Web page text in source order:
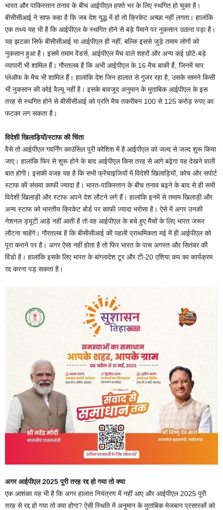
भारत और पाकिस्तान तनाव के बीच आईपीएल हफ्ते भर के लिए स्थगित हो चुका है।
बीसीसीआई ने साफ कहा है कि जब देश युद्ध में हो तो क्रिकेट अच्छा नहीं लगता। हालांकि
एक तथ्य यह भी है कि आईपीएल के स्थगित होने से बड़े पैमाने पर नुकसान उठाना पड़ा है।
यह झटका सिर्फ बीसीसीआई या आईपीएल ही नहीं, बल्कि इससे जुड़े तमाम लोगों को
नुकसान हुआ है। इसमें तमाम वेंडर्स, आईपीएल मैच वाले शहरों और अन्य कई छोटे-बड़े
व्यापारी भी शामिल हैं। गौरतलब है कि अभी आईपीएल के 16 मैच बाकी हैं, जिनमें चार
प्लेऑफ के मैच भी शामिल हैं। हालांकि देश जिन हालात से गुजर रहा है, उसके सामने किसी
भी नुकसान की कोई वैल्यू नहीं है। इसके बावजूद अनुमान के मुताबिक आईपीएल के इस
तरह से स्थगित होने से बीसीसीआई को प्रति मैच तकरीबन 100 से 125 करोड़ रुपए का
फटका लग सकता है।
विदेशी खिलाड़ियों/स्टाफ की चिंता
वैसे तो आईपीएल गवर्निंग काउंसिल पूरी कोशिश में है आईपीएल को जल्द से जल्द शुरू किया
जाए। हालांकि फिर से शुरू होने के बाद आईपीएल किस तरह से आगे बढ़ेगा यह देखने वाली
बात होगी। इसकी वजह यह है कि सभी फ्रेंचाइजियों में विदेशी खिलाड़ियों, कोच और सपोर्ट
स्टाफ की संख्या काफी ज्यादा है। भारत-पाकिस्तान के बीच तनाव बढ़ने के बाद से ही सभी
विदेशी खिलाड़ी और स्टाफ अपने देश लौटने लगे हैं। हालांकि इनमें से तमाम खिलाड़ी और
अन्य स्टाफ को भारतीय क्रिकेट बोर्ड पर काफी ज्यादा भरोसा है। ऐसे में अगर उनकी
नेशनल ड्यूटी आड़े नहीं आती है तो वह आईपीएल के बचे हुए मैचों के लिए भारत जरूर
लौटना चाहेंगे। गौरतलब है कि बीसीसीआई की पहली प्राथमिकता मई में ही आईपीएल को
पूरा कराने पर है। अगर ऐसा नहीं होता है तो फिर भारत के पास अगस्त और सितंबर की
विंडो है। हालांकि इसके लिए भारत के बांग्लादेश टूर और टी-20 एशिया कप का कार्यक्रम
रद्द करना पड़ सकता है।
अगर आईपीएल 2025 पूरी तरह रद्द हो गया तो क्या
एक आशंका यह भी है कि अगर हालात नियंत्रण में नहीं आए और आईपीएल 2025 पूरी
तरह से रद्द हो गया तो क्या होगा? ऐसी स्थिति में अनुमान के मुताबिक मेजबान प्रसारकों को